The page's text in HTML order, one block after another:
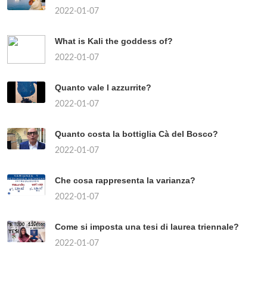
2022-01-07
What is Kali the goddess of?
2022-01-07
Quanto vale l azzurrite?
2022-01-07
Quanto costa la bottiglia Cà del Bosco?
2022-01-07
Che cosa rappresenta la varianza?
2022-01-07
Come si imposta una tesi di laurea triennale?
2022-01-07